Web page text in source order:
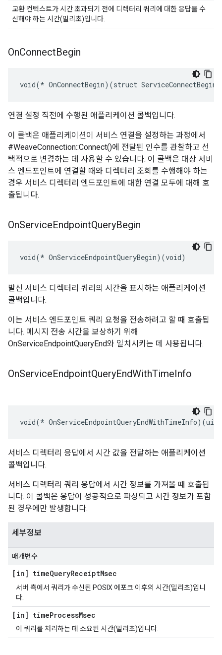
교환 컨텍스트가 시간 초과되기 전에 디렉터리 쿼리에 대한 응답을 수
신해야 하는 시간(밀리초)입니다.
OnConnectBegin
void(* OnConnectBegin)(struct
연결 설정 직전에 수행된 애플리케이션 콜백입니다.
이 콜백은 애플리케이션이 서비스 연결을 설정하는 과정에서
#WeaveConnection::Connect()에 전달된 인수를 관찰하고 선
택적으로 변경하는 데 사용할 수 있습니다. 이 콜백은 대상 서비
스 엔드포인트에 연결할 때와 디렉터리 조회를 수행해야 하는
경우 서비스 디렉터리 엔드포인트에 대한 연결 모두에 대해 호
출됩니다.
OnServiceEndpointQueryBegin
void(* OnServiceEndpointQueryBegin)(void)
발신 서비스 디렉터리 쿼리의 시간을 표시하는 애플리케이션
콜백입니다.
이는 서비스 엔드포인트 쿼리 요청을 전송하려고 할 때 호출됩
니다. 메시지 전송 시간을 보상하기 위해
OnServiceEndpointQueryEnd와 일치시키는 데 사용됩니다.
OnServiceEndpointQueryEndWithTimeInfo
void(*
서비스 디렉터리 응답에서 시간 값을 전달하는 애플리케이션
콜백입니다.
서비스 디렉터리 쿼리 응답에서 시간 정보를 가져올 때 호출됩
니다. 이 콜백은 응답이 성공적으로 파싱되고 시간 정보가 포함
된 경우에만 발생합니다.
세부정보
매개변수
[in] timeQueryReceiptMsec
서버 측에서 쿼리가 수신된 POSIX 에포크 이후의 시간(밀리초)입니
다.
[in] timeProcessMsec
이 쿼리를 처리하는 데 소요된 시간(밀리초)입니다.